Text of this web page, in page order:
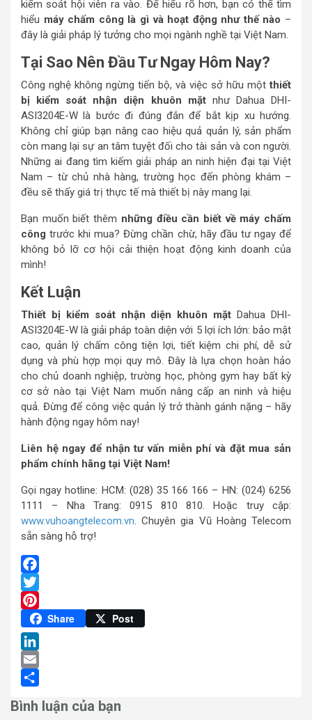
kiểm soát hội viên ra vào. Để hiểu rõ hơn, bạn có thể tìm
hiểu máy chấm công là gì và hoạt động như thế nào –
đây là giải pháp lý tưởng cho mọi ngành nghề tại Việt Nam.
Tại Sao Nên Đầu Tư Ngay Hôm Nay?
Công nghệ không ngừng tiến bộ, và việc sở hữu mộtthiết
bị kiểm soát nhận diện khuôn mặtnhư Dahua DHI-
ASI3204E-W là bước đi đúng đắn để bắt kịp xu hướng.
Không chỉ giúp bạn nâng cao hiệu quả quản lý, sản phẩm
còn mang lại sự an tâm tuyệt đối cho tài sản và con người.
Những ai đang tìm kiếm giải pháp an ninh hiện đại tại Việt
Nam – từ chủ nhà hàng, trường học đến phòng khám –
đều sẽ thấy giá trị thực tế mà thiết bị này mang lại.
Bạn muốn biết thêm những điều cần biết về máy chấm
công trước khi mua? Đừng chần chừ, hãy đầu tư ngay để
không bỏ lỡ cơ hội cải thiện hoạt động kinh doanh của
mình!
Kết Luận
Thiết bị kiểm soát nhận diện khuôn mặt Dahua DHI-
ASI3204E-W là giải pháp toàn diện với 5 lợi ích lớn: bảo mật
cao, quản lý chấm công tiện lợi, tiết kiệm chi phí, dễ sử
dụng và phù hợp mọi quy mô. Đây là lựa chọn hoàn hảo
cho chủ doanh nghiệp, trường học, phòng gym hay bất kỳ
cơ sở nào tại Việt Nam muốn nâng cấp an ninh và hiệu
quả. Đừng để công việc quản lý trở thành gánh nặng – hãy
hành động ngay hôm nay!
Liên hệ ngay để nhận tư vấn miễn phí và đặt mua sản
phẩm chính hãng tại Việt Nam!
Gọi ngay hotline: HCM: (028) 35 166 166 – HN: (024) 6256
1111 – Nha Trang: 0915 810 810. Hoặc truy cập:
www.vuhoangtelecom.vn. Chuyên gia Vũ Hoàng Telecom
sẵn sàng hỗ trợ!
Facebook
Twitter
Pinterest
Share Post
LinkedIn
Email
Bình luận của bạn